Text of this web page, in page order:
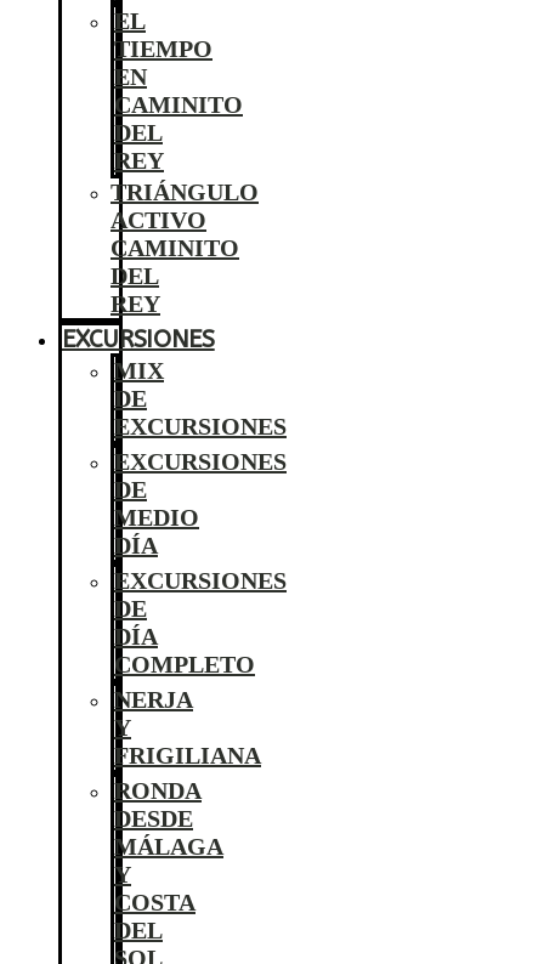
EL
TIEMPO
EN
CAMINITO
DEL
REY
TRIÁNGULO
ACTIVO
CAMINITO
DEL
REY
EXCURSIONES
MIX
DE
EXCURSIONES
EXCURSIONES
DE
MEDIO
DÍA
EXCURSIONES
DE
DÍA
COMPLETO
NERJA
Y
FRIGILIANA
RONDA
DESDE
MÁLAGA
Y
COSTA
DEL
SOL